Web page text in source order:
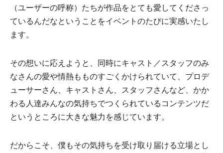
（ユーザーの呼称）たちが作品をとても愛してくださっ
ているんだなということをイベントのたびに実感いたし
ます。
その想いに応えようと、同時にキャスト／スタッフのみ
なさんの愛や情熱もものすごくかけられていて、プロデ
ューサーさん、キャストさん、スタッフさんなど、かか
わる人達みんなの気持ちでつくられているコンテンツだ
というところに大きな魅力を感じています。
だからこそ、僕もその気持ちを受け取り届ける立場とし